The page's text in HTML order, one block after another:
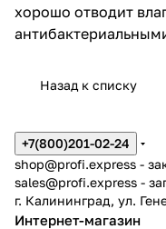
хорошо отводит
Назад к списку
+7(800)201-02-24
shop@profi.express -
sales@profi.express -
г. Калининград, ул.
Интернет-магазин